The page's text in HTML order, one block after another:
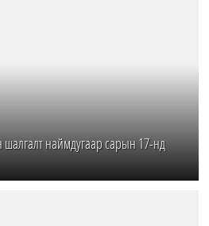
наймдугаар сарын 17-нд